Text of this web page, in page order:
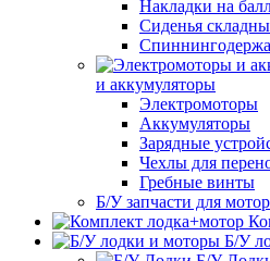
Накладки на
Сиденья
и аккумуляторы
Электромоторы
Аккумуляторы
Зарядные
Чехлы для
Гребные винты
Б/У запчасти для
Б/У